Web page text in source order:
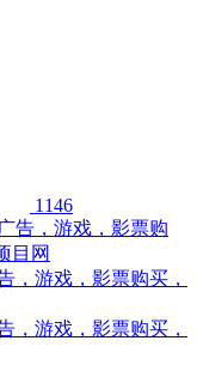
1146
，游戏，影票购买，
，游戏，影票购买，